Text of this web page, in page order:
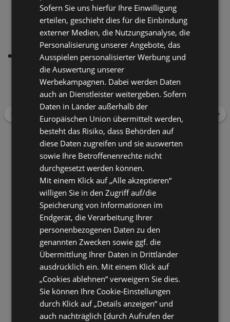
MEHR LADEN
Empfohlene Händler In deiner Nähe
EDEKA Rah
Ankerstraße 1, 26736 Krummhörn
Entfernung: 29,66 km
Angebote: 1
Rossmann
Strandstraße 22, 26757 Borkum
Öffnungszeiten: Jetzt geöffnet
Entfernung:
Angebote: 2
Sofern Sie uns hierfür Ihre Einwilligung
erteilen, geschieht dies für die Einbindung
externer Medien, die Nutzungsanalyse, die
Personalisierung unserer Angebote, das
Ausspielen personalisierter Werbung und
die Auswertung unserer
Werbekampagnen. Dabei werden Daten
auch an Dienstleister weitergeben. Sofern
Daten in Länder außerhalb der
Europäischen Union übermittelt werden,
besteht das Risiko, dass Behörden auf
diese Daten zugreifen und sie auswerten
sowie Ihre Betroffenenrechte nicht
durchgesetzt werden können.
Mit einem Klick auf „Alle akzeptieren“
willigen Sie in den Zugriff auf/die
Speicherung von Informationen im
Endgerät, die Verarbeitung Ihrer
personenbezogenen Daten zu den
genannten Zwecken sowie ggf. die
Übermittlung Ihrer Daten in Drittländer
ausdrücklich ein. Mit einem Klick auf
„Cookies ablehnen“ verweigern Sie dies.
Sie können Ihre Cookie-Einstellungen
durch Klick auf „Details anzeigen“ und
auch nachträglich [durch Aufrufen der